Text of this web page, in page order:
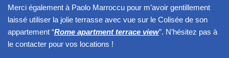
Merci également à Paolo Marroccu pour m’avoir gentillement
laissé utiliser la jolie terrasse avec vue sur le Colisée de son
appartement “Rome apartment terrace view”. N’hésitez pas à
le contacter pour vos locations !